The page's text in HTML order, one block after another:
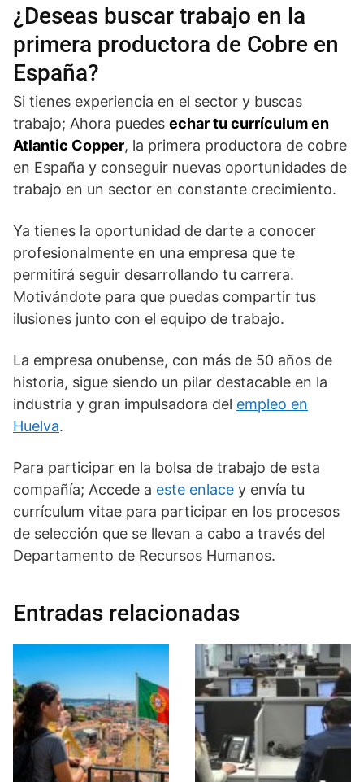
¿Deseas buscar trabajo en la
primera productora de Cobre en
España?
Si tienes experiencia en el sector y buscas
trabajo; Ahora puedes echar tu currículum en
Atlantic Copper, la primera productora de cobre
en España y conseguir nuevas oportunidades de
trabajo en un sector en constante crecimiento.
Ya tienes la oportunidad de darte a conocer
profesionalmente en una empresa que te
permitirá seguir desarrollando tu carrera.
Motivándote para que puedas compartir tus
ilusiones junto con el equipo de trabajo.
La empresa onubense, con más de 50 años de
historia, sigue siendo un pilar destacable en la
industria y gran impulsadora del empleo en
Huelva.
Para participar en la bolsa de trabajo de esta
compañía; Accede a este enlace y envía tu
currículum vitae para participar en los procesos
de selección que se llevan a cabo a través del
Departamento de Recursos Humanos.
Entradas relacionadas